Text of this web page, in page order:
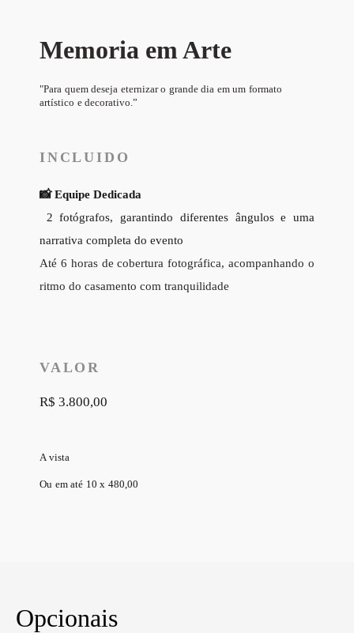
Memoria em Arte
"Para quem deseja eternizar o grande dia em um formato
artístico e decorativo. ”
INCLUIDO
📸 Equipe Dedicada
2 fotógrafos, garantindo diferentes ângulos e uma
narrativa completa do evento
Até 6 horas de cobertura fotográfica, acompanhando o
ritmo do casamento com tranquilidade
VALOR
R$ 3.800,00
A vista
Ou em até 10 x 480,00
Opcionais